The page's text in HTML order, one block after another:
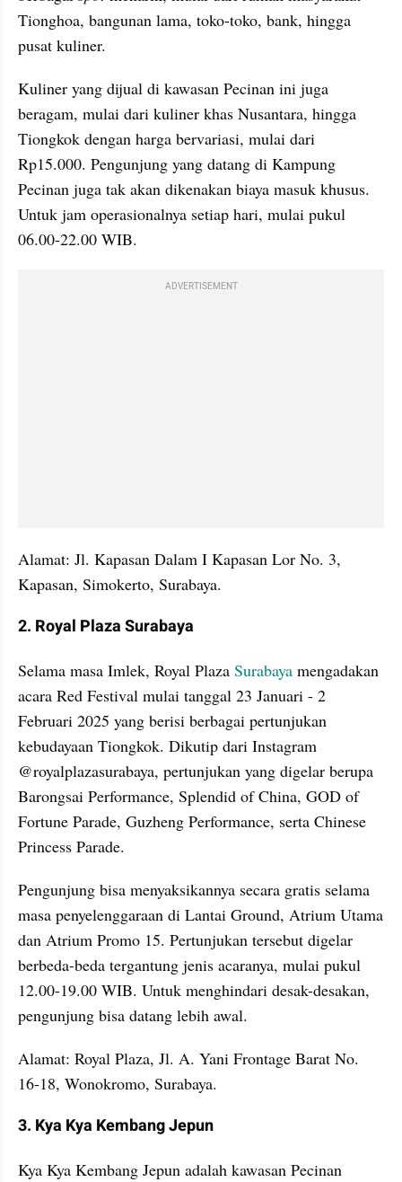
Tionghoa, bangunan lama, toko-toko, bank, hingga
pusat kuliner.
Kuliner yang dijual di kawasan Pecinan ini juga
beragam, mulai dari kuliner khas Nusantara, hingga
Tiongkok dengan harga bervariasi, mulai dari
Rp15.000. Pengunjung yang datang di Kampung
Pecinan juga tak akan dikenakan biaya masuk khusus.
Untuk jam operasionalnya setiap hari, mulai pukul
06.00-22.00 WIB.
ADVERTISEMENT
Alamat: Jl. Kapasan Dalam I Kapasan Lor No. 3,
Kapasan, Simokerto, Surabaya.
2. Royal Plaza Surabaya
Selama masa Imlek, Royal Plaza Surabaya mengadakan
acara Red Festival mulai tanggal 23 Januari - 2
Februari 2025 yang berisi berbagai pertunjukan
kebudayaan Tiongkok. Dikutip dari Instagram
@royalplazasurabaya, pertunjukan yang digelar berupa
Barongsai Performance, Splendid of China, GOD of
Fortune Parade, Guzheng Performance, serta Chinese
Princess Parade.
Pengunjung bisa menyaksikannya secara gratis selama
masa penyelenggaraan di Lantai Ground, Atrium Utama
dan Atrium Promo 15. Pertunjukan tersebut digelar
berbeda-beda tergantung jenis acaranya, mulai pukul
12.00-19.00 WIB. Untuk menghindari desak-desakan,
pengunjung bisa datang lebih awal.
Alamat: Royal Plaza, Jl. A. Yani Frontage Barat No.
16-18, Wonokromo, Surabaya.
3. Kya Kya Kembang Jepun
Kya Kya Kembang Jepun adalah kawasan Pecinan